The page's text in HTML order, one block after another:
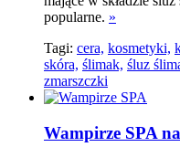
popularne. »
Tagi: cera, kosmetyki,
skóra, ślimak, śluz
zmarszczki
Wampirze SPA